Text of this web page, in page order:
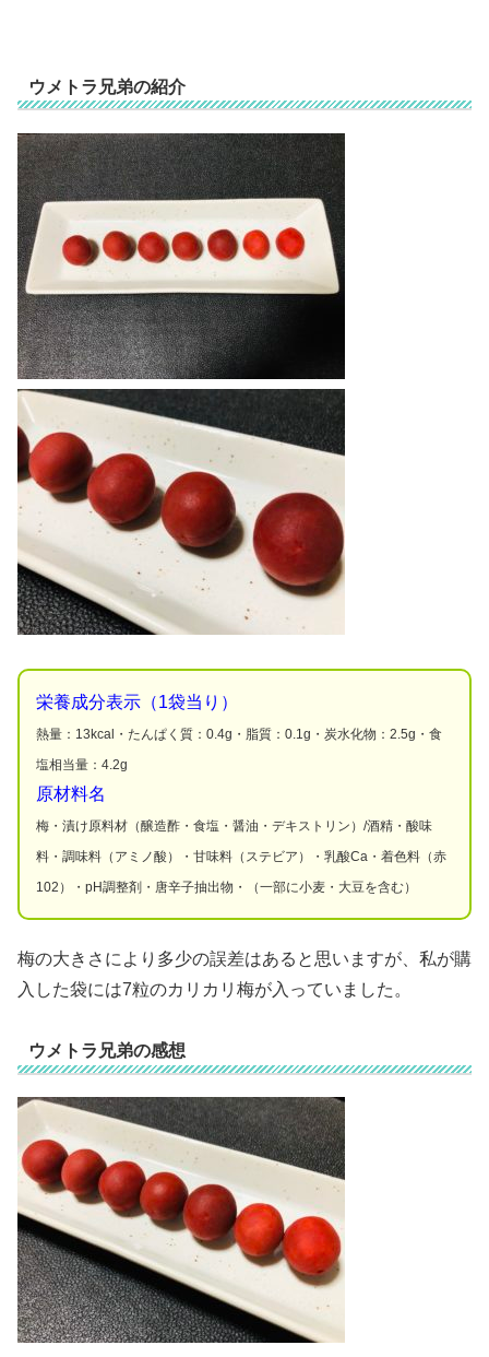
ウメトラ兄弟の紹介
栄養成分表示（1袋当り）
熱量：13kcal・たんぱく質：0.4g・脂質：0.1g・炭水化物：2.5g・食
塩相当量：4.2g
原材料名
梅・漬け原料材（醸造酢・食塩・醤油・デキストリン）/酒精・酸味
料・調味料（アミノ酸）・甘味料（ステビア）・乳酸Ca・着色料（赤
102）・pH調整剤・唐辛子抽出物・（一部に小麦・大豆を含む）
梅の大きさにより多少の誤差はあると思いますが、私が購
入した袋には7粒のカリカリ梅が入っていました。
ウメトラ兄弟の感想